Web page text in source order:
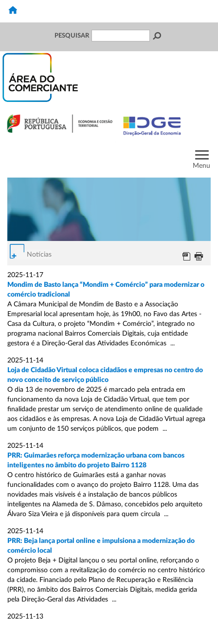
PESQUISAR
Menu
Notícias
2025-11-17
Mondim de Basto lança “Mondim + Comércio” para modernizar o
comércio tradicional
A Câmara Municipal de Mondim de Basto e a Associação
Empresarial local apresentam hoje, às 19h00, no Favo das Artes -
Casa da Cultura, o projeto “Mondim + Comércio”, integrado no
programa nacional Bairros Comerciais Digitais, cuja entidade
gestora é a Direção-Geral das Atividades Económicas ...
2025-11-14
Loja de Cidadão Virtual coloca cidadãos e empresas no centro do
novo conceito de serviço público
O dia 13 de novembro de 2025 é marcado pela entrada em
funcionamento da nova Loja de Cidadão Virtual, que tem por
finalidade prestar um serviço de atendimento online de qualidade
aos cidadãos e às empresas. A nova Loja de Cidadão Virtual agrega
um conjunto de 150 serviços públicos, que podem ...
2025-11-14
PRR: Guimarães reforça modernização urbana com bancos
inteligentes no âmbito do projeto Bairro 1128
O centro histórico de Guimarães está a ganhar novas
funcionalidades com o avanço do projeto Bairro 1128. Uma das
novidades mais visíveis é a instalação de bancos públicos
inteligentes na Alameda de S. Dâmaso, concebidos pelo arquiteto
Álvaro Siza Vieira e já disponíveis para quem circula ...
2025-11-14
PRR: Beja lança portal online e impulsiona a modernização do
comércio local
O projeto Beja + Digital lançou o seu portal online, reforçando o
compromisso com a revitalização do comércio no centro histórico
da cidade. Financiado pelo Plano de Recuperação e Resiliência
(PRR), no âmbito dos Bairros Comerciais Digitais, medida gerida
pela Direção-Geral das Atividades ...
2025-11-13